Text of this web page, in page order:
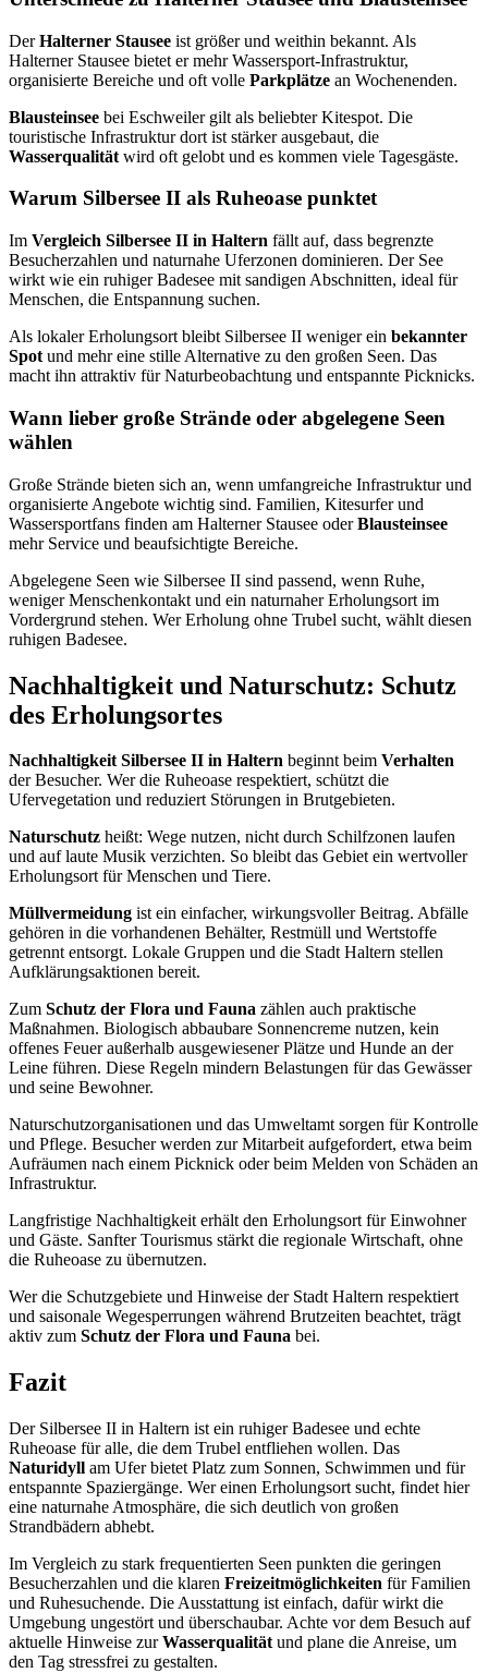
DerHalterner Stausee ist größer und weithin bekannt. Als
Halterner Stausee bietet er mehr Wassersport-Infrastruktur,
organisierte Bereiche und oft volle Parkplätze an Wochenenden.
Blausteinsee bei Eschweiler gilt als beliebter Kitespot. Die
touristische Infrastruktur dort ist stärker ausgebaut, die
Wasserqualität wird oft gelobt und es kommen viele Tagesgäste.
Warum Silbersee II als Ruheoase punktet
Im Vergleich Silbersee II in Haltern fällt auf, dass begrenzte
Besucherzahlen und naturnahe Uferzonen dominieren. Der See
wirkt wie ein ruhiger Badesee mit sandigen Abschnitten, ideal für
Menschen, die Entspannung suchen.
Als lokaler Erholungsort bleibt Silbersee II weniger ein bekannter
Spot und mehr eine stille Alternative zu den großen Seen. Das
macht ihn attraktiv für Naturbeobachtung und entspannte Picknicks.
Wann lieber große Strände oder abgelegene Seen
wählen
Große Strände bieten sich an, wenn umfangreiche Infrastruktur und
organisierte Angebote wichtig sind. Familien, Kitesurfer und
Wassersportfans finden am Halterner Stausee oderBlausteinsee
mehr Service und beaufsichtigte Bereiche.
Abgelegene Seen wie Silbersee II sind passend, wenn Ruhe,
weniger Menschenkontakt und ein naturnaher Erholungsort im
Vordergrund stehen. Wer Erholung ohne Trubel sucht, wählt diesen
ruhigen Badesee.
Nachhaltigkeit und Naturschutz: Schutz
des Erholungsortes
Nachhaltigkeit Silbersee II in Haltern beginnt beim Verhalten
der Besucher. Wer die Ruheoase respektiert, schützt die
Ufervegetation und reduziert Störungen in Brutgebieten.
Naturschutz heißt: Wege nutzen, nicht durch Schilfzonen laufen
und auf laute Musik verzichten. So bleibt das Gebiet ein wertvoller
Erholungsort für Menschen und Tiere.
Müllvermeidung ist ein einfacher, wirkungsvoller Beitrag. Abfälle
gehören in die vorhandenen Behälter, Restmüll und Wertstoffe
getrennt entsorgt. Lokale Gruppen und die Stadt Haltern stellen
Aufklärungsaktionen bereit.
Zum Schutz der Flora und Fauna zählen auch praktische
Maßnahmen. Biologisch abbaubare Sonnencreme nutzen, kein
offenes Feuer außerhalb ausgewiesener Plätze und Hunde an der
Leine führen. Diese Regeln mindern Belastungen für das Gewässer
und seine Bewohner.
Naturschutzorganisationen und das Umweltamt sorgen für Kontrolle
und Pflege. Besucher werden zur Mitarbeit aufgefordert, etwa beim
Aufräumen nach einem Picknick oder beim Melden von Schäden an
Infrastruktur.
Langfristige Nachhaltigkeit erhält den Erholungsort für Einwohner
und Gäste. Sanfter Tourismus stärkt die regionale Wirtschaft, ohne
die Ruheoase zu übernutzen.
Wer die Schutzgebiete und Hinweise der Stadt Haltern respektiert
und saisonale Wegesperrungen während Brutzeiten beachtet, trägt
aktiv zum Schutz der Flora und Fauna bei.
Fazit
Der Silbersee II in Haltern ist ein ruhiger Badesee und echte
Ruheoase für alle, die dem Trubel entfliehen wollen. Das
Naturidyll am Ufer bietet Platz zum Sonnen, Schwimmen und für
entspannte Spaziergänge. Wer einen Erholungsort sucht, findet hier
eine naturnahe Atmosphäre, die sich deutlich von großen
Strandbädern abhebt.
Im Vergleich zu stark frequentierten Seen punkten die geringen
Besucherzahlen und die klaren Freizeitmöglichkeiten für Familien
und Ruhesuchende. Die Ausstattung ist einfach, dafür wirkt die
Umgebung ungestört und überschaubar. Achte vor dem Besuch auf
aktuelle Hinweise zurWasserqualität und plane die Anreise, um
den Tag stressfrei zu gestalten.